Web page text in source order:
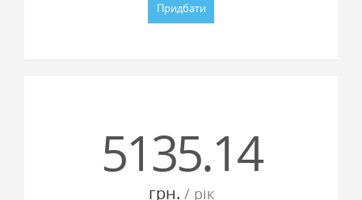
Придбати
5135.14
грн. / рiк